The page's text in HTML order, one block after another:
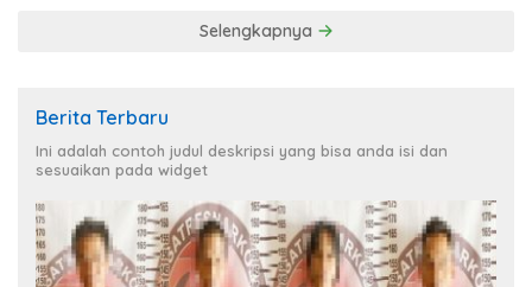
Selengkapnya
Berita Terbaru
Ini adalah contoh judul deskripsi yang bisa anda isi dan
sesuaikan pada widget